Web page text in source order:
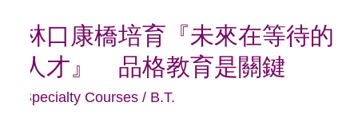
林口康橋培育『未來在等待的
人才』 品格教育是關鍵
Specialty Courses/ B.T.
等
待
的